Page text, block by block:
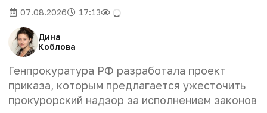
07.08.2026 17:13
Дина
Коблова
Генпрокуратура РФ разработала проект
приказа, которым предлагается ужесточить
прокурорский надзор за исполнением законов